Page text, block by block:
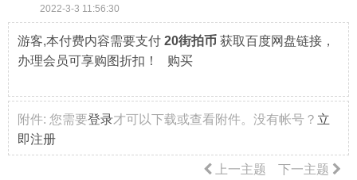
2022-3-3 11:56:30
游客,本付费内容需要支付 20街拍币 获取百度网盘链接，
办理会员可享购图折扣！ 购买
附件: 您需要登录才可以下载或查看附件。没有帐号？ 立
即注册
下一主题
上一主题